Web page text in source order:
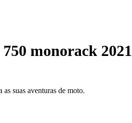
monorack 2021
suas aventuras de moto.